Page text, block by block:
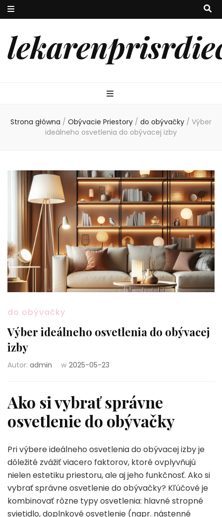
Strona główna / Obývacie Priestory / do obývačky / Výber
ideálneho osvetlenia do obývacej izby
do obývačky
Výber ideálneho osvetlenia do obývacej
izby
Autor: admin w 2025-05-23
Ako si vybrať správne
osvetlenie do obývačky
Pri výbere ideálneho osvetlenia do obývacej izby je
dôležité zvážiť viacero faktorov, ktoré ovplyvňujú
nielen estetiku priestoru, ale aj jeho funkčnosť. Ako si
vybrať správne osvetlenie do obývačky? Kľúčové je
kombinovať rôzne typy osvetlenia: hlavné stropné
svietidlo, doplnkové osvetlenie (napr. nástenné